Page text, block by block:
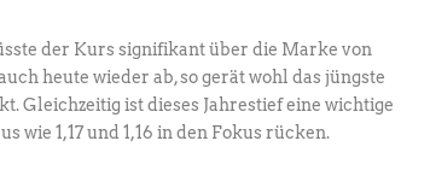
der Kurs signifikant über die Marke von
heute wieder ab, so gerät wohl das jüngste
Gleichzeitig ist dieses Jahrestief eine wichtige
wie 1,17 und 1,16 in den Fokus rücken.